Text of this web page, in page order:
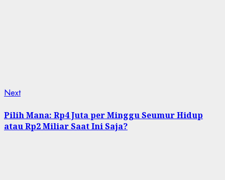
NextNext
Pilih Mana: Rp4 Juta per Minggu Seumur Hidup
atau Rp2 Miliar Saat Ini Saja?